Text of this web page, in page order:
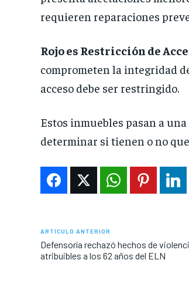
requieren reparaciones
Rojo es Restricción de
comprometen la integridad
acceso debe ser restringido.
Estos inmuebles pasan a
determinar si tienen o no
ARTÍCULO ANTERIOR
Defensoría rechazó hechos de
atribuibles a los 62 años del ELN